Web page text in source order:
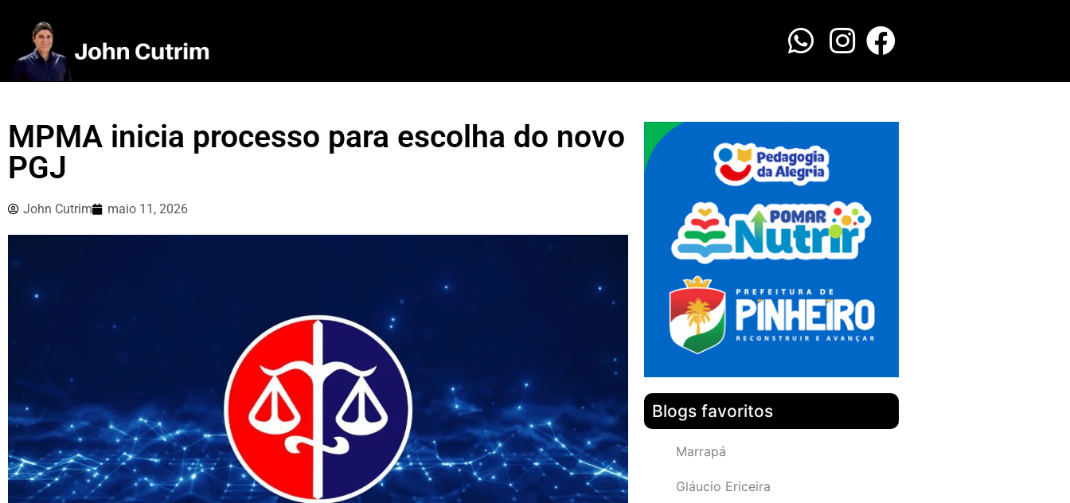
MPMA inicia processo para escolha do novo
PGJ
John Cutrim maio 11, 2026
Blogs favoritos
Marrapá
Gláucio Ericeira